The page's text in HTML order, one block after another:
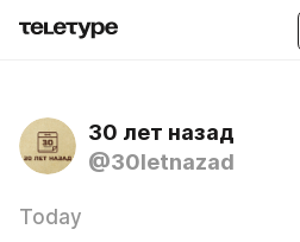
30 лет назад
@30letnazad
Today